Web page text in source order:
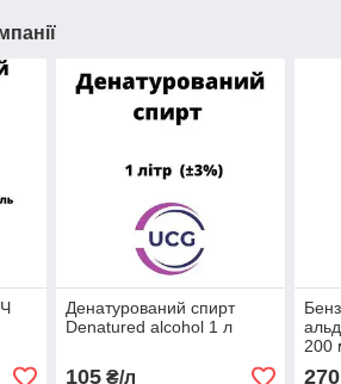
Денатурований спирт
Denatured alcohol 1 л
105₴/л
200
270